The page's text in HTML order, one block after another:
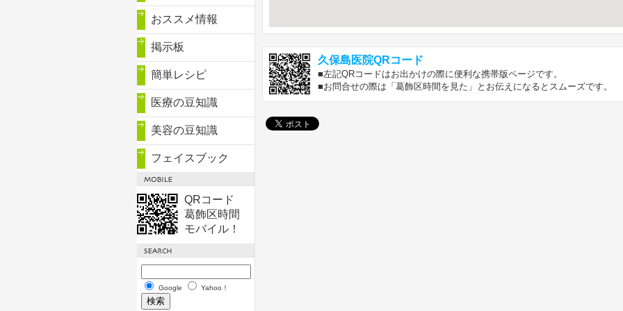
おススメ情報
掲示板
簡単レシピ
医療の豆知識
美容の豆知識
フェイスブック
QRコード
葛飾区時間
モバイル！
Google Yahoo！
久保島医院QRコード
■左記QRコードはお出かけの際に便利な携帯版ページです。
■お問合せの際は「葛飾区時間を見た」とお伝えになるとスムーズです。